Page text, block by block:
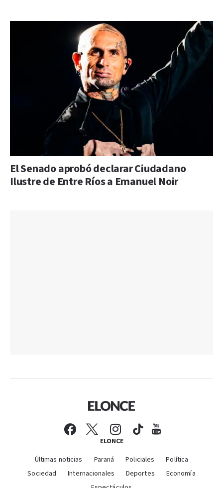
El Senado aprobó declarar Ciudadano
Ilustre de Entre Ríos a Emanuel Noir
ELONCE
Últimas noticias Paraná Policiales
Política
Sociedad
Internacionales Deportes
Economía